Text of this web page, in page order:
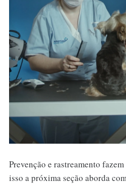
Prevenção e rastreamento
isso a próxima seção aborda